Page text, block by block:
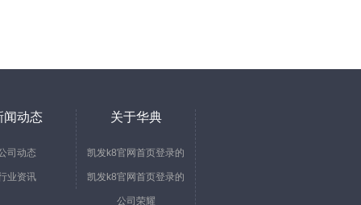
闻动态
司动态
业资讯
关于华典
凯发k8官网首页登录的
简介
凯发k8官网首页登录的
文化
公司荣耀